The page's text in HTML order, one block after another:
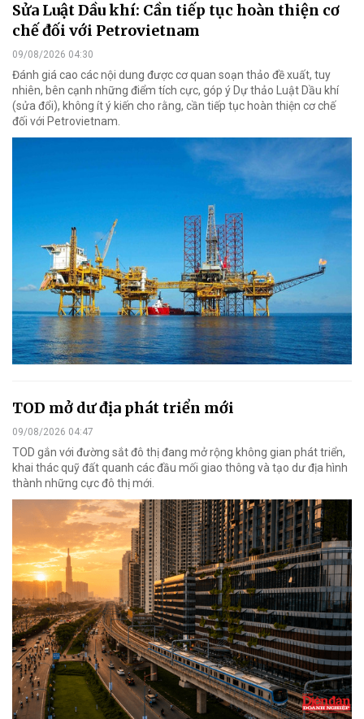
Sửa Luật Dầu khí: Cần tiếp tục hoàn thiện cơ
chế đối với Petrovietnam
09/08/2026 04:30
Đánh giá cao các nội dung được cơ quan soạn thảo đề xuất, tuy
nhiên, bên cạnh những điểm tích cực, góp ý Dự thảo Luật Dầu khí
(sửa đổi), không ít ý kiến cho rằng, cần tiếp tục hoàn thiện cơ chế
đối với Petrovietnam.
TOD mở dư địa phát triển mới
09/08/2026 04:47
TOD gắn với đường sắt đô thị đang mở rộng không gian phát triển,
khai thác quỹ đất quanh các đầu mối giao thông và tạo dư địa hình
thành những cực đô thị mới.